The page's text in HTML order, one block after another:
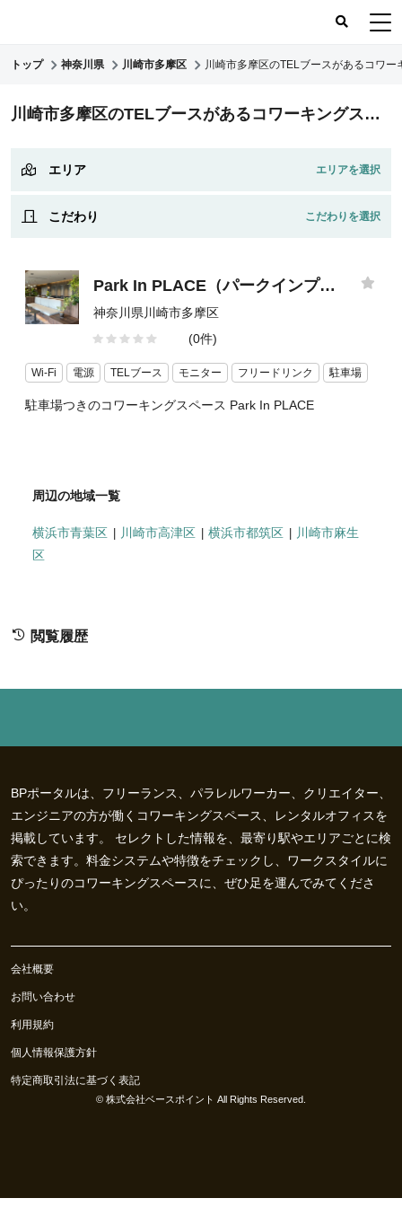
コワーキングスペース
コワーキングレポート
トップ 神奈川県 川崎市多摩区 川崎市多摩区のTELブースがあるコワー
川崎市多摩区のTELブースがあるコワーキングスペース/シェアオフィス
エリア
こだわり
Park In PLACE（パークインプレイス）
神奈川県川崎市多摩区
(0件)
Wi-Fi 電源 TELブース モニター フリードリンク 駐車場
駐車場つきのコワーキングスペース Park In PLACE
周辺の地域一覧
横浜市青葉区 川崎市高津区 横浜市都筑区
川崎市麻生
区
閲覧履歴
BPポータルは、フリーランス、パラレルワーカー、クリエイター、
エンジニアの方が働くコワーキングスペース、レンタルオフィスを
掲載しています。 セレクトした情報を、最寄り駅やエリアごとに検
索できます。料金システムや特徴をチェックし、ワークスタイルに
ぴったりのコワーキングスペースに、ぜひ足を運んでみてくださ
い。
会社概要
お問い合わせ
利用規約
個人情報保護方針
特定商取引法に基づく表記
© 株式会社ベースポイント All Rights Reserved.